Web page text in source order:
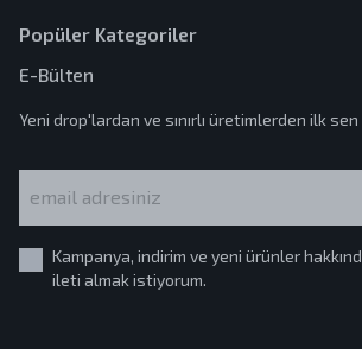
Popüler Kategoriler
E-Bülten
Yeni drop'lardan ve sınırlı üretimlerden ilk
Kampanya, indirim ve yeni ürünler
ileti almak istiyorum.